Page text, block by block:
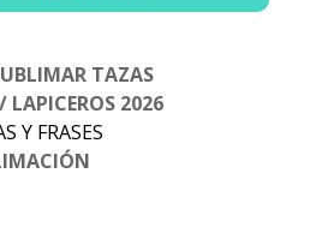
TAZAS
LAPICEROS 2026
Y FRASES